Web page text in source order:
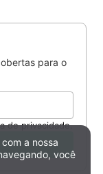
para o
de privacidade.
a nossa
você